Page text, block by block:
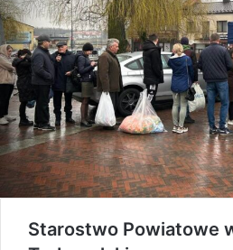
Starostwo Powiatowe